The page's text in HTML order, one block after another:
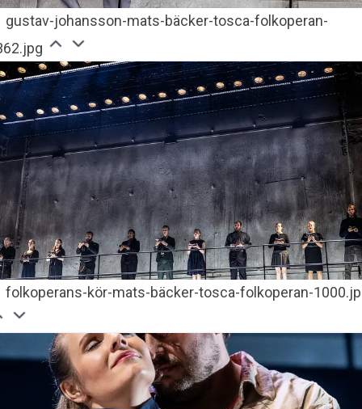
gustav-johansson-mats-bäcker-tosca-folkoperan-
folkoperans-kör-mats-bäcker-tosca-folkoperan-